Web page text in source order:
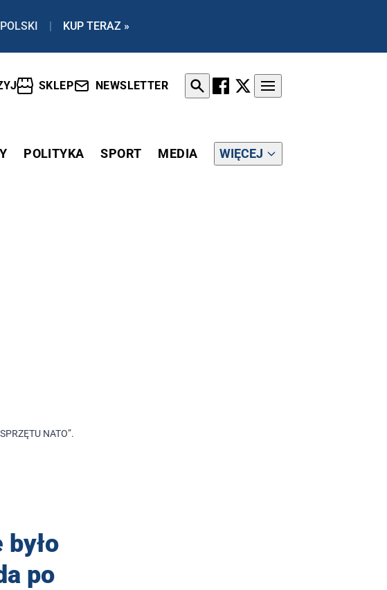
| KUP TERAZ »
SKLEP NEWSLETTER
POLITYKA SPORT MEDIA WIĘCEJ
NATO”. PREZYDENT DUDA PO SPOTKANIU Z SUNAKIEM
po